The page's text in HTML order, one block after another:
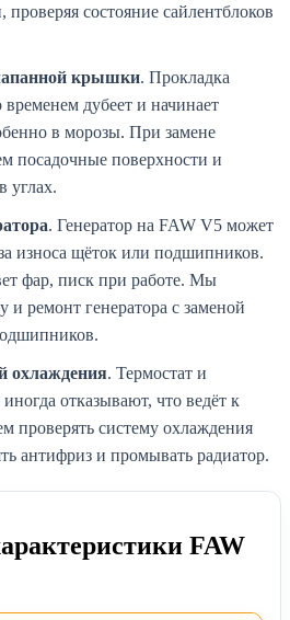
проверяя состояние сайлентблоков
крышки. Прокладка
дубеет и начинает
в морозы. При замене
посадочные поверхности и
углах.
. Генератор на FAW V5 может
износа щёток или подшипников.
фар, писк при работе. Мы
и ремонт генератора с заменой
охлаждения. Термостат и
отказывают, что ведёт к
проверять систему охлаждения
антифриз и промывать радиатор.
FAW